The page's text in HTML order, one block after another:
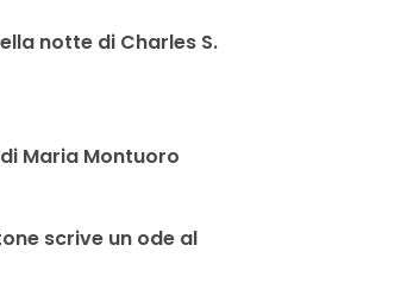
notte di Charles S.
Maria Montuoro
scrive un ode al